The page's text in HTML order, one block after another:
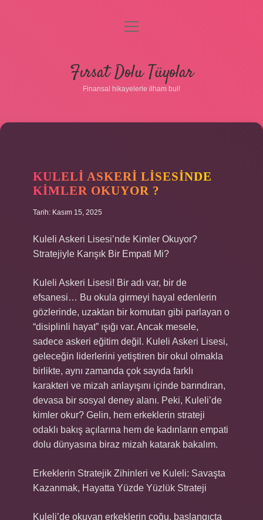
Gizlilik Politikası
Hakkımızda
menüyü
Fırsat Dolu Tüyolar
Finansal hikayelerle ilham bul!
KULELI ASKERI LISESINDE
KIMLER OKUYOR ?
Tarih: Kasım 15, 2025
Kuleli Askeri Lisesi’nde Kimler Okuyor?
Stratejiyle Karışık Bir Empati Mi?
Kuleli Askeri Lisesi! Bir adı var, bir de
efsanesi… Bu okula girmeyi hayal edenlerin
gözlerinde, uzaktan bir komutan gibi parlayan o
“disiplinli hayat” ışığı var. Ancak mesele,
sadece askeri eğitim değil. Kuleli Askeri Lisesi,
geleceğin liderlerini yetiştiren bir okul olmakla
birlikte, aynı zamanda çok sayıda farklı
karakteri ve mizah anlayışını içinde barındıran,
devasa bir sosyal deney alanı. Peki, Kuleli’de
kimler okur? Gelin, hem erkeklerin strateji
odaklı bakış açılarına hem de kadınların empati
dolu dünyasına biraz mizah katarak bakalım.
Erkeklerin Stratejik Zihinleri ve Kuleli: Savaşta
Kazanmak, Hayatta Yüzde Yüzlük Strateji
Kuleli’de okuyan erkeklerin çoğu, başlangıçta